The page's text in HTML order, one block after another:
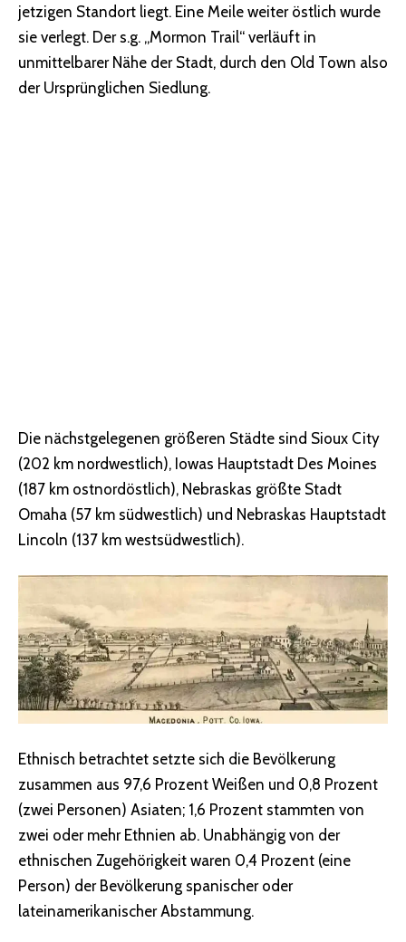
jetzigen Standort liegt. Eine Meile weiter östlich wurde
sie verlegt. Der s.g. „Mormon Trail“ verläuft in
unmittelbarer Nähe der Stadt, durch den Old Town also
der Ursprünglichen Siedlung.
Die nächstgelegenen größeren Städte sind Sioux City
(202 km nordwestlich), Iowas Hauptstadt Des Moines
(187 km ostnordöstlich), Nebraskas größte Stadt
Omaha (57 km südwestlich) und Nebraskas Hauptstadt
Lincoln (137 km westsüdwestlich).
Ethnisch betrachtet setzte sich die Bevölkerung
zusammen aus 97,6 Prozent Weißen und 0,8 Prozent
(zwei Personen) Asiaten; 1,6 Prozent stammten von
zwei oder mehr Ethnien ab. Unabhängig von der
ethnischen Zugehörigkeit waren 0,4 Prozent (eine
Person) der Bevölkerung spanischer oder
lateinamerikanischer Abstammung.